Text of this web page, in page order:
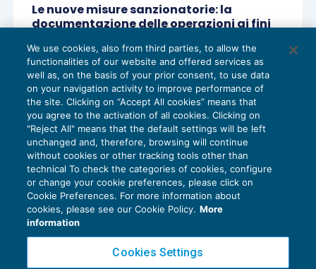
Le nuove misure sanzionatorie: la
documentazione delle operazioni ai fini
RISCOSSIONE20/11/2024
diStefano Rossetti
1 2 3 4 … 27
Privacy Policy
Cookie Policy
We use cookies, also from third parties, to allow the
functionalities of our website and offered services as
well as, on the basis of your prior consent, to use data
on your navigation activity to improve performance of
the site. Clicking on “Accept All cookies” means that
you agree to the activation of all cookies. Clicking on
"Reject All" means that the default settings will be left
unchanged and, therefore, browsing will continue
without cookies or other tracking tools other than
technical To check the categories of cookies, configure
or change your cookie preferences, please click on
Cookie Preferences. For more information about
cookies, please see our Cookie Policy. More
information
Cookies Settings